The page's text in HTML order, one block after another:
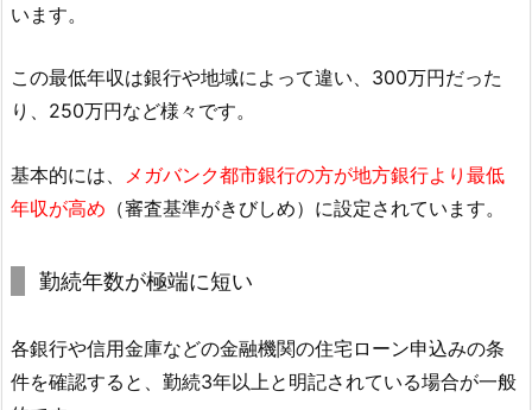
います。
この最低年収は銀行や地域によって違い、300万円だった
り、250万円など様々です。
基本的には、
メガバンク都市銀行の方が地方銀行より最低
年収が高め （審査基準がきびしめ）に設定されています。
勤続年数が極端に短い
各銀行や信用金庫などの金融機関の住宅ローン申込みの条
件を確認すると、勤続3年以上と明記されている場合が一般